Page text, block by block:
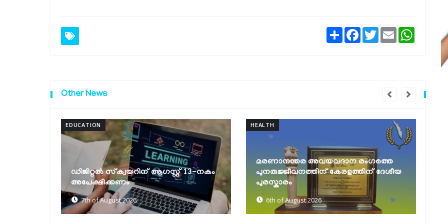
ShareFacebook
TwitterEmail
Other News
HEALTH
മരണാനന്തര അവയവദാന രംഗത്തെ
പുനരുജ്ജീവനത്തിന് കേരളത്തിന് ദേശീയ
പുരസ്കാരം
6th of August 2026
TRAVEL
ഓണയാത്ര സുഗമമാക്കാൻ
കെ.എസ്.ആർ.ടി.സി; പ്രത്യേക
അന്തർസംസ്ഥാന സർവീസുകൾക്ക്
റിസർവേഷൻ...
5th of August 2026